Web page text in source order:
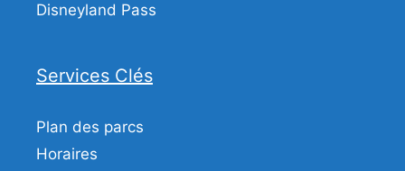
Disneyland Pass
Services Clés
Plan des parcs
Horaires